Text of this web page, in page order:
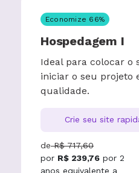
Economize 66%
Hospedagem I
Ideal para colocar o
iniciar o seu projeto
qualidade.
Crie seu site
de R$ 717,60
por R$ 239,76 por 2
anos equivalente a